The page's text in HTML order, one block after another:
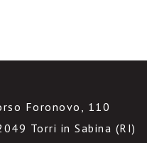
Foronovo, 110
Torri in Sabina (RI)